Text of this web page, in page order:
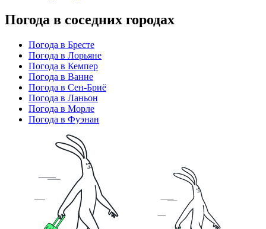
Погода в соседних городах
Погода в Бресте
Погода в Лорьяне
Погода в Кемпер
Погода в Ванне
Погода в Сен-Бриё
Погода в Ланьон
Погода в Морле
Погода в Фуэнан